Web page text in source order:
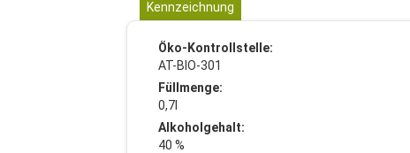
Kennzeichnung
Öko-Kontrollstelle:
AT-BIO-301
Füllmenge:
0,7l
Alkoholgehalt:
40 %